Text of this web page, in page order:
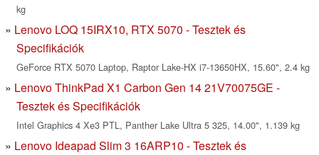
kg
Lenovo LOQ 15IRX10, RTX 5070 - Tesztek és
Specifikációk
GeForce RTX 5070 Laptop, Raptor Lake-HX i7-13650HX, 15.60", 2.4 kg
Lenovo ThinkPad X1 Carbon Gen 14 21V70075GE -
Tesztek és Specifikációk
Intel Graphics 4 Xe3 PTL, Panther Lake Ultra 5 325, 14.00", 1.139 kg
Lenovo Ideapad Slim 3 16ARP10 - Tesztek és